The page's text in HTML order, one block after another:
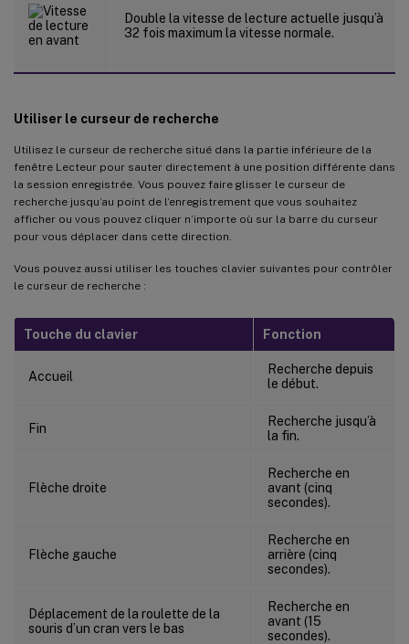
Double la vitesse de lecture actuelle jusqu’à
32 fois maximum la vitesse normale.
Utiliser le curseur de recherche
Utilisez le curseur de recherche situé dans la partie inférieure de la
fenêtre Lecteur pour sauter directement à une position différente dans
la session enregistrée. Vous pouvez faire glisser le curseur de
recherche jusqu’au point de l’enregistrement que vous souhaitez
afficher ou vous pouvez cliquer n’importe où sur la barre du curseur
pour vous déplacer dans cette direction.
Vous pouvez aussi utiliser les touches clavier suivantes pour contrôler
le curseur de recherche :
Touche du clavier Fonction
Accueil
Recherche depuis
le début.
Fin
Recherche jusqu’à
la fin.
Flèche droite
Recherche en
avant (cinq
secondes).
Flèche gauche
Recherche en
arrière (cinq
secondes).
Déplacement de la roulette de la
souris d’un cran vers le bas
Recherche en
avant (15
secondes).